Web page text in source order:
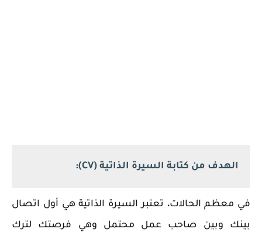
الهدف من كتابة السيرة الذاتية (CV):
في معظم الحالات، تعتبر السيرة الذاتية هي أول اتصال
بينك وبين صاحب عمل محتمل وهي فرصتك لترك